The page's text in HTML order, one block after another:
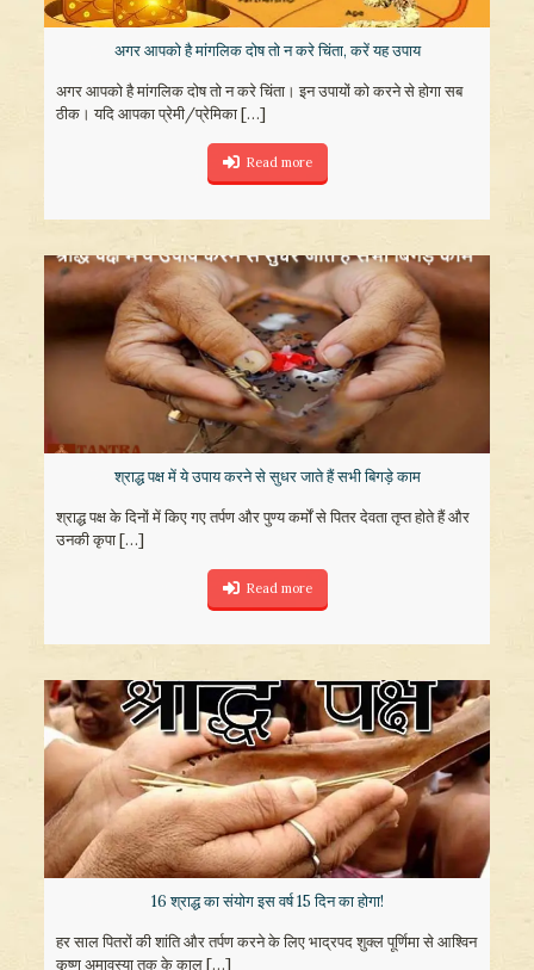
अगर आपको है मांगलिक दोष तो न करे चिंता, करें यह उपाय
अगर आपको है मांगलिक दोष तो न करे चिंता। इन उपायों को करने से होगा सब
ठीक। यदि आपका प्रेमी/प्रेमिका[…]
Read more
श्राद्ध पक्ष में ये उपाय करने से सुधर जाते हैं सभी बिगड़े काम
श्राद्ध पक्ष के दिनों में किए गए तर्पण और पुण्य कर्मों से पितर देवता तृप्त होते हैं और
उनकी कृपा[…]
Read more
16 श्राद्ध का संयोग इस वर्ष 15 दिन का होगा!
हर साल पितरों की शांति और तर्पण करने के लिए भाद्रपद शुक्ल पूर्णिमा से आश्विन
कृष्ण अमावस्या तक के काल […]